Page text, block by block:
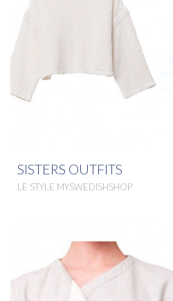
SISTERS OUTFITS
LE STYLE MYSWEDISHSHOP